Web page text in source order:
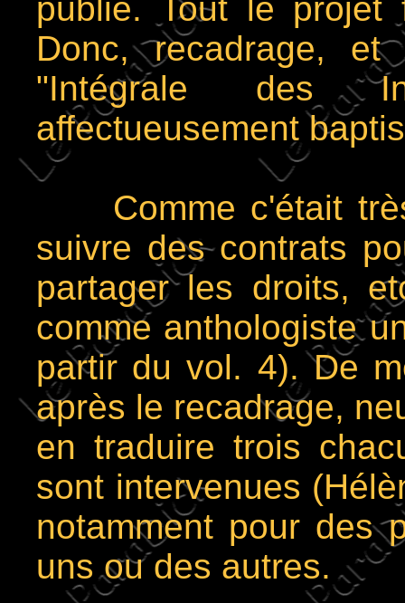
publié. Tout le
Donc, recadrage,
"Intégrale des
affectueusement
Comme c'était très
suivre des contrats
partager les droits,
comme anthologiste
partir du vol. 4). De
après le recadrage,
en traduire trois
sont intervenues
notamment pour des
uns ou des autres.